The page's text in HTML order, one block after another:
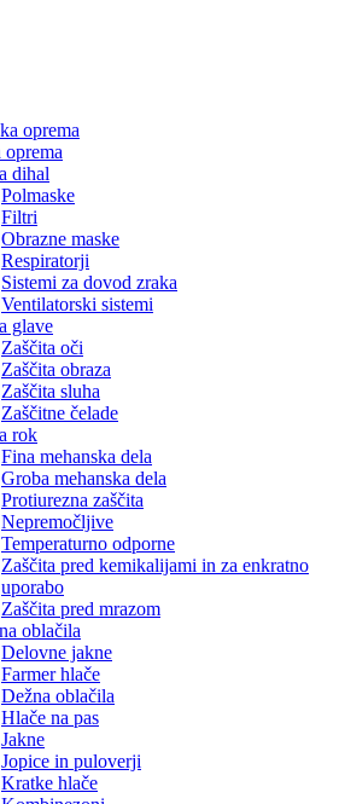
oprema
oprema
dihal
Polmaske
Filtri
Obrazne maske
Respiratorji
Sistemi za dovod zraka
Ventilatorski sistemi
glave
Zaščita oči
Zaščita obraza
Zaščita sluha
Zaščitne čelade
rok
Fina mehanska dela
Groba mehanska dela
Protiurezna zaščita
Nepremočljive
Temperaturno odporne
Zaščita pred kemikalijami in za enkratno
uporabo
Zaščita pred mrazom
oblačila
Delovne jakne
Farmer hlače
Dežna oblačila
Hlače na pas
Jakne
Jopice in puloverji
Kratke hlače